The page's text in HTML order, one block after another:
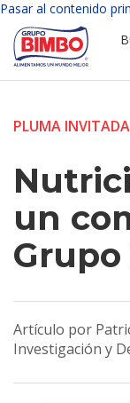
Pasar al contenido
PLUMA INVITADA
un
Artículo por
Investigación y